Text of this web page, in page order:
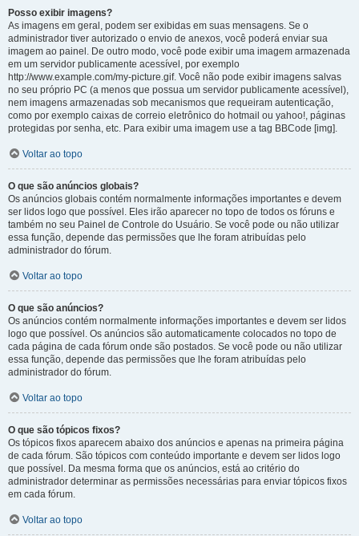
Posso exibir imagens?
As imagens em geral, podem ser exibidas em suas mensagens. Se o
administrador tiver autorizado o envio de anexos, você poderá enviar sua
imagem ao painel. De outro modo, você pode exibir uma imagem armazenada
em um servidor publicamente acessível, por exemplo
http://www.example.com/my-picture.gif. Você não pode exibir imagens salvas
no seu próprio PC (a menos que possua um servidor publicamente acessível),
nem imagens armazenadas sob mecanismos que requeiram autenticação,
como por exemplo caixas de correio eletrônico do hotmail ou yahoo!, páginas
protegidas por senha, etc. Para exibir uma imagem use a tag BBCode [img].
Voltar ao topo
O que são anúncios globais?
Os anúncios globais contém normalmente informações importantes e devem
ser lidos logo que possível. Eles irão aparecer no topo de todos os fóruns e
também no seu Painel de Controle do Usuário. Se você pode ou não utilizar
essa função, depende das permissões que lhe foram atribuídas pelo
administrador do fórum.
Voltar ao topo
O que são anúncios?
Os anúncios contém normalmente informações importantes e devem ser lidos
logo que possível. Os anúncios são automaticamente colocados no topo de
cada página de cada fórum onde são postados. Se você pode ou não utilizar
essa função, depende das permissões que lhe foram atribuídas pelo
administrador do fórum.
Voltar ao topo
O que são tópicos fixos?
Os tópicos fixos aparecem abaixo dos anúncios e apenas na primeira página
de cada fórum. São tópicos com conteúdo importante e devem ser lidos logo
que possível. Da mesma forma que os anúncios, está ao critério do
administrador determinar as permissões necessárias para enviar tópicos fixos
em cada fórum.
Voltar ao topo